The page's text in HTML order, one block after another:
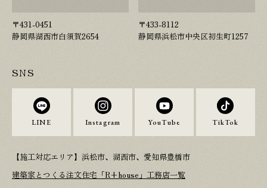
〒431-0451
静岡県湖西市白須賀2654
〒433-8112
静岡県浜松市中央区初生町1257
SNS
LINE Instagram YouTube TikTok
【施工対応エリア】浜松市、湖西市、愛知県豊橋市
建築家とつくる注文住宅「R+house」工務店一覧